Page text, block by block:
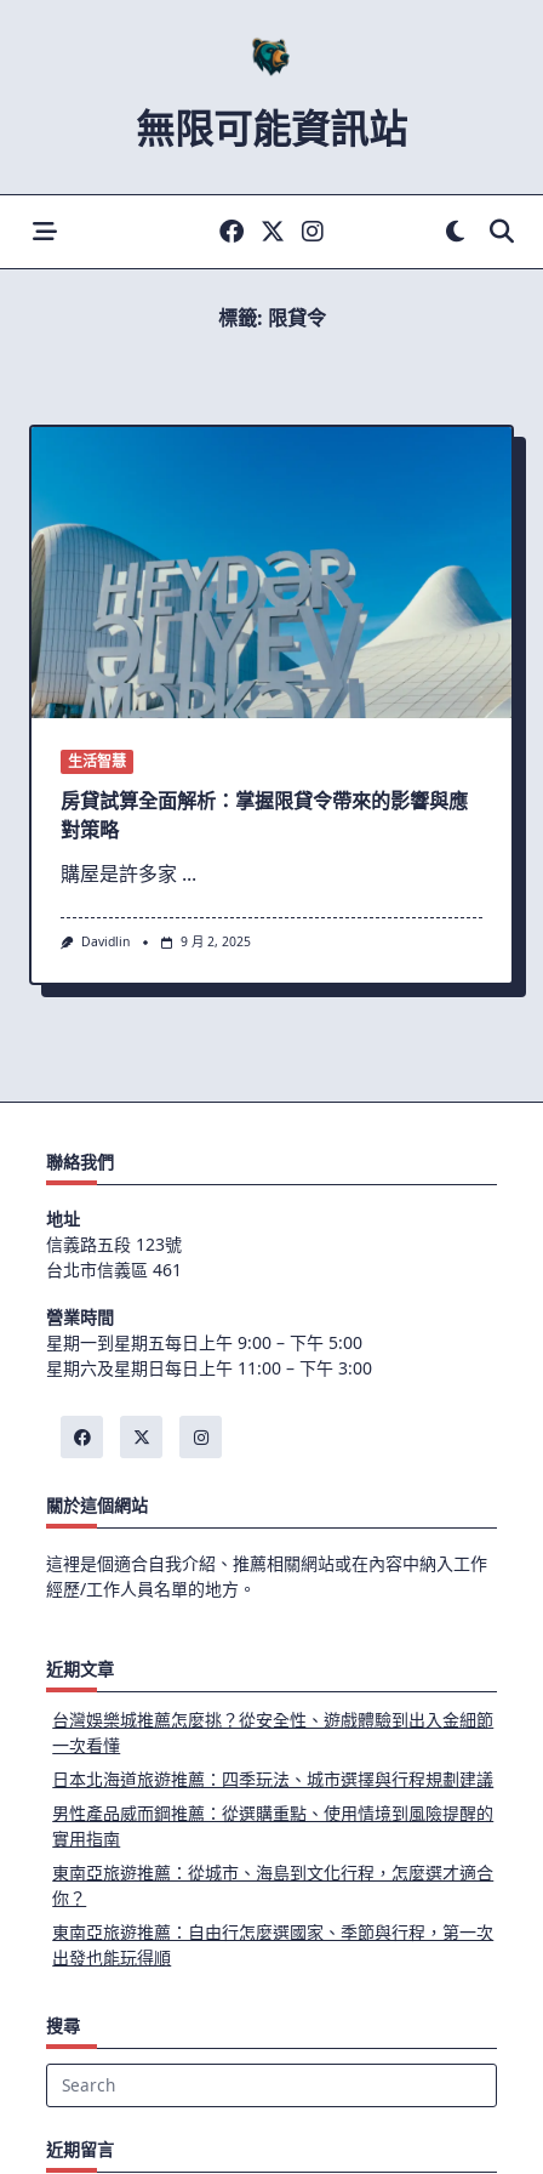
無限可能資訊站
標籤: 限貸令
生活智慧
房貸試算全面解析：掌握限貸令帶來的影響與應
對策略
購屋是許多家 ...
Davidlin 9 月 2, 2025
聯絡我們
地址
信義路五段 123號
台北市信義區 461
營業時間
星期一到星期五每日上午 9:00 – 下午 5:00
星期六及星期日每日上午 11:00 – 下午 3:00
關於這個網站
這裡是個適合自我介紹、推薦相關網站或在內容中納入工作
經歷/工作人員名單的地方。
近期文章
台灣娛樂城推薦怎麼挑？從安全性、遊戲體驗到出入金細節
一次看懂
日本北海道旅遊推薦：四季玩法、城市選擇與行程規劃建議
男性產品威而鋼推薦：從選購重點、使用情境到風險提醒的
實用指南
東南亞旅遊推薦：從城市、海島到文化行程，怎麼選才適合
你？
東南亞旅遊推薦：自由行怎麼選國家、季節與行程，第一次
出發也能玩得順
搜尋
Search
近期留言